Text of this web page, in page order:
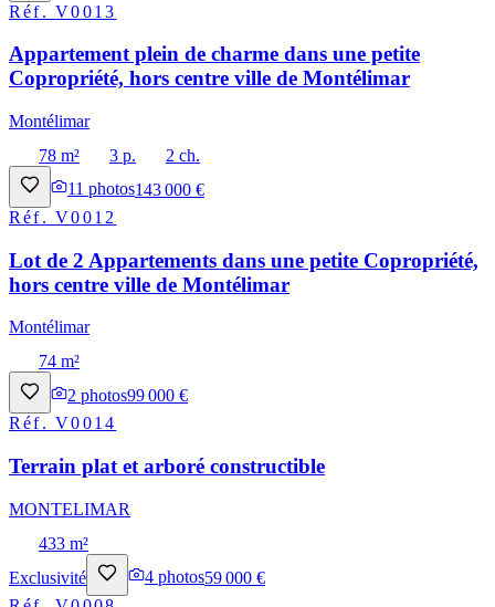
Réf.V0013
Appartement plein de charme dans une petite
Copropriété, hors centre ville de Montélimar
Montélimar
78 m²
3 p.
2 ch.
11 photos143 000 €
Réf.V0012
Lot de 2 Appartements dans une petite Copropriété,
hors centre ville de Montélimar
Montélimar
74 m²
2 photos99 000 €
Réf.V0014
Terrain plat et arboré constructible
MONTELIMAR
433 m²
Exclusivité
4 photos59 000 €